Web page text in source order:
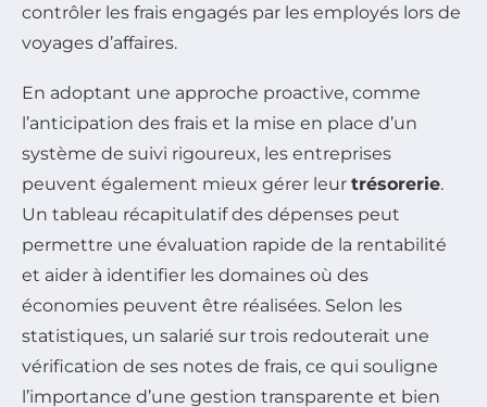
contrôler les frais engagés par les employés lors de
voyages d’affaires.
En adoptant une approche proactive, comme
l’anticipation des frais et la mise en place d’un
système de suivi rigoureux, les entreprises
peuvent également mieux gérer leur trésorerie.
Un tableau récapitulatif des dépenses peut
permettre une évaluation rapide de la rentabilité
et aider à identifier les domaines où des
économies peuvent être réalisées. Selon les
statistiques, un salarié sur trois redouterait une
vérification de ses notes de frais, ce qui souligne
l’importance d’une gestion transparente et bien